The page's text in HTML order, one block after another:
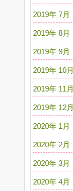
2019年 7月
2019年 8月
2019年 9月
2019年 10月
2019年 11月
2019年 12月
2020年 1月
2020年 2月
2020年 3月
2020年 4月